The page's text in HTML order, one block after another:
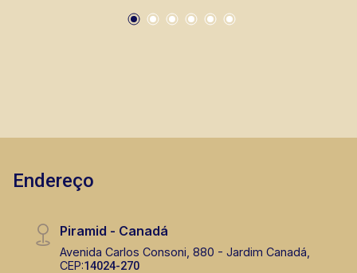
Endereço
Piramid - Canadá
Avenida Carlos Consoni, 880 - Jardim Canadá,
CEP:14024-270